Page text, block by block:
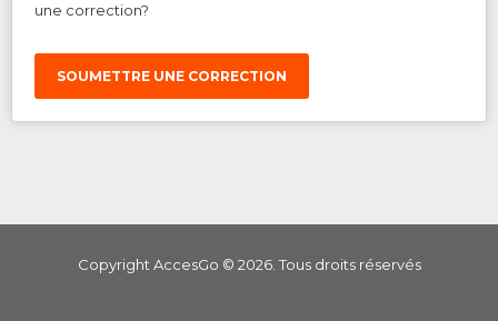
une correction?
SOUMETTRE UNE CORRECTION
Copyright AccesGo © 2026. Tous droits réservés